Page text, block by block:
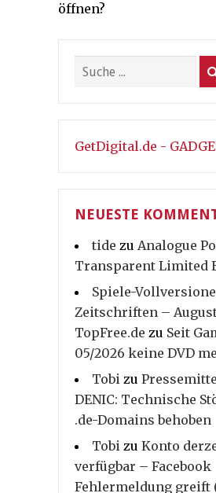
öffnen?
GetDigital.de -
NEUESTE
tide zu Analogue
Transparent Limited
Spiele-
Zeitschriften – August
TopFree.de zu Seit
05/2026 keine DVD
Tobi zu
DENIC: Technische
.de-Domains behoben
Tobi zu Konto
verfügbar – Facebook
Fehlermeldung greift